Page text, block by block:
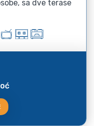
sa dve terase